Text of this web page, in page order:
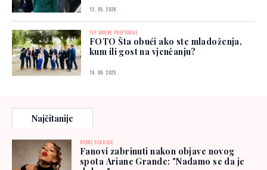
12. 05. 2026.
TOP MODNE PREPORUKE
FOTO Šta obući ako ste mladoženja,
kum ili gost na vjenčanju?
16. 06. 2025.
Najčitanije
BURNE REAKCIJE
Fanovi zabrinuti nakon objave novog
spota Ariane Grande: "Nadamo se da je